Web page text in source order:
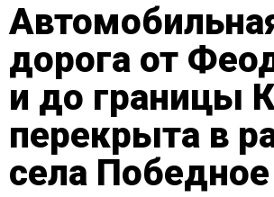
дорога от
и до границы
перекрыта в
села Победное